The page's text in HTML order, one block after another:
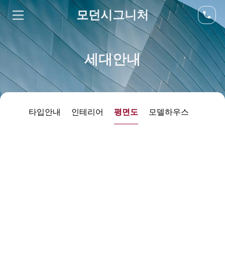
모던시그니처
세대안내
타입안내 인테리어 평면도 모델하우스